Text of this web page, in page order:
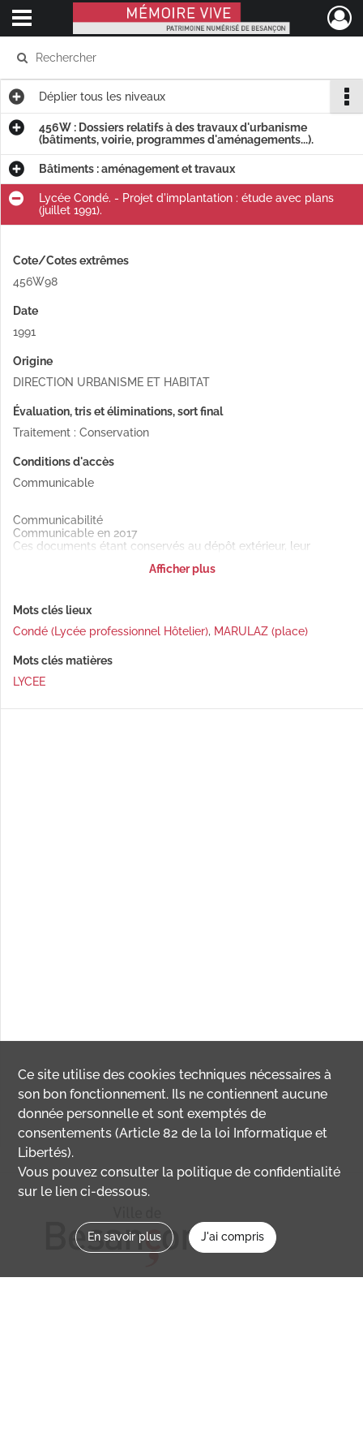
Mémoire Vive patrimoine numérisé de Besançon
Ouvrir le menu déroulant
Déplier tous les niveaux
456W : Dossiers relatifs à des travaux d'urbanisme
(bâtiments, voirie, programmes d'aménagements...).
Bâtiments : aménagement et travaux
Lycée Condé. - Projet d'implantation : étude avec plans
(juillet 1991).
Cote/Cotes extrêmes
456W98
Date
1991
Origine
DIRECTION URBANISME ET HABITAT
Évaluation, tris et éliminations, sort final
Traitement : Conservation
Conditions d'accès
Communicable
Communicabilité
Communicable en 2017
Ces documents étant conservés au dépôt extérieur, leur
Afficher plus
Mots clés lieux
Condé (Lycée professionnel Hôtelier), MARULAZ (place)
Mots clés matières
LYCEE
Ce site utilise descookies techniques nécessaires à
son bon fonctionnement. Ils ne contiennent aucune
donnée personnelle et sont exemptés de
consentements (Article 82 de la loi Informatique et
Libertés).
Vous pouvez consulter la politique de confidentialité
sur le lien ci-dessous.
En savoir plus J'ai compris